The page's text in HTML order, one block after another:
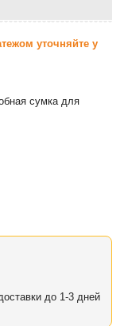
уточняйте у
сумка для
до 1-3 дней